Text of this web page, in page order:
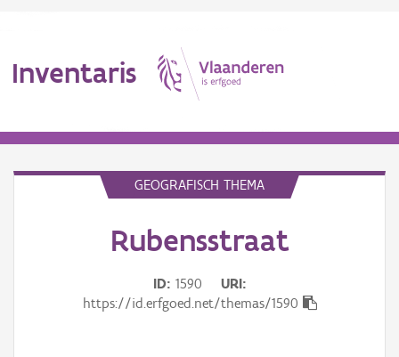
Inventaris
GEOGRAFISCH THEMA
Rubensstraat
ID 1590
URI
https://id.erfgoed.net/themas/1590